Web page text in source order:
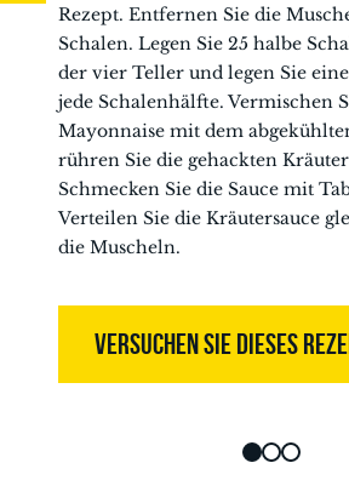
Rezept. Entfernen Sie die
Schalen. Legen Sie 25 halbe
der vier Teller und legen Sie
jede Schalenhälfte. Vermischen
Mayonnaise mit dem
rühren Sie die gehackten
Schmecken Sie die Sauce mit
Verteilen Sie die Kräutersauce
die Muscheln.
VERSUCHEN SIE DIESES